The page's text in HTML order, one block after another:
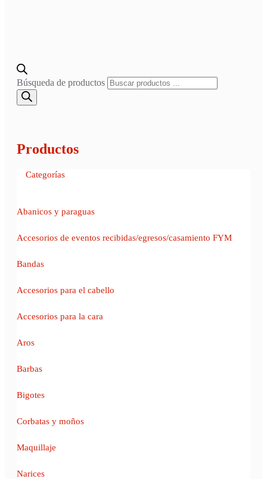
Búsqueda de productos
Productos
Categorías
Abanicos y paraguas
Accesorios de eventos recibidas/egresos/casamiento FYM
Bandas
Accesorios para el cabello
Accesorios para la cara
Aros
Barbas
Bigotes
Corbatas y moños
Maquillaje
Narices